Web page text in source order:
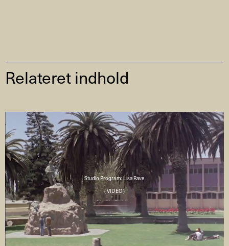
Relateret indhold
Studio Program: Lisa Rave
( VIDEO )